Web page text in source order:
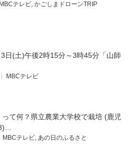
MBCテレビ, かごしまドローンTRIP
日(土)午後2時15分～3時45分「山師
MBCテレビ
って何？県立農業大学校で栽培 (鹿児
MBCテレビ, あの日のふるさと